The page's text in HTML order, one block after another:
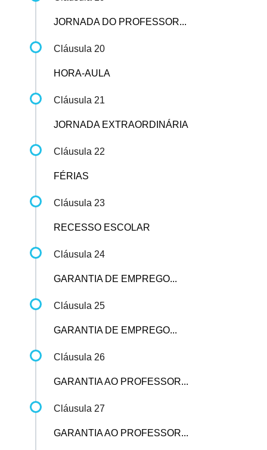
JORNADA DO PROFESSOR...
Cláusula 20
HORA-AULA
Cláusula 21
JORNADA EXTRAORDINÁRIA
Cláusula 22
FÉRIAS
Cláusula 23
RECESSO ESCOLAR
Cláusula 24
GARANTIA DE EMPREGO...
Cláusula 25
GARANTIA DE EMPREGO...
Cláusula 26
GARANTIA AO PROFESSOR...
Cláusula 27
GARANTIA AO PROFESSOR...